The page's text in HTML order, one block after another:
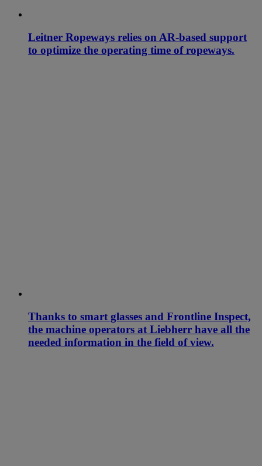
Leitner Ropeways relies on AR-based support
to optimize the operating time of ropeways.
Thanks to smart glasses and Frontline Inspect,
the machine operators at Liebherr have all the
needed information in the field of view.